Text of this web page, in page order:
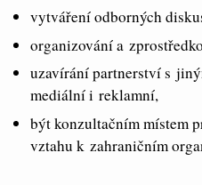
vytváření odborných
organizování a
uzavírání partnerství s
mediální i reklamní,
být konzultačním místem
vztahu k zahraničním